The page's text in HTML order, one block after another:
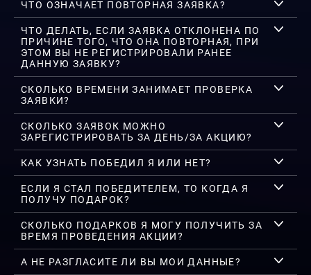
ЧТО ОЗНАЧАЕТ ПОВТОРНАЯ ЗАЯВКА?
ЧТО ДЕЛАТЬ, ЕСЛИ ЗАЯВКА ОТКЛОНЕНА ПО
ПРИЧИНЕ ТОГО, ЧТО ОНА ПОВТОРНАЯ, ПРИ
ЭТОМ ВЫ НЕ РЕГИСТРИРОВАЛИ РАНЕЕ
ДАННУЮ ЗАЯВКУ?
СКОЛЬКО ВРЕМЕНИ ЗАНИМАЕТ ПРОВЕРКА
ЗАЯВКИ?
СКОЛЬКО ЗАЯВОК МОЖНО
ЗАРЕГИСТРИРОВАТЬ ЗА ДЕНЬ/ЗА АКЦИЮ?
КАК УЗНАТЬ ПОБЕДИЛ Я ИЛИ НЕТ?
ЕСЛИ Я СТАЛ ПОБЕДИТЕЛЕМ, ТО КОГДА Я
ПОЛУЧУ ПОДАРОК?
СКОЛЬКО ПОДАРКОВ Я МОГУ ПОЛУЧИТЬ ЗА
ВРЕМЯ ПРОВЕДЕНИЯ АКЦИИ?
А НЕ РАЗГЛАСИТЕ ЛИ ВЫ МОИ ДАННЫЕ?